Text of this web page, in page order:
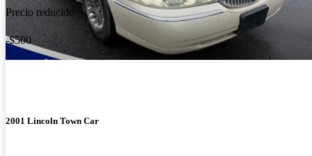
Precio reducido
-$500
2001 Lincoln Town Car